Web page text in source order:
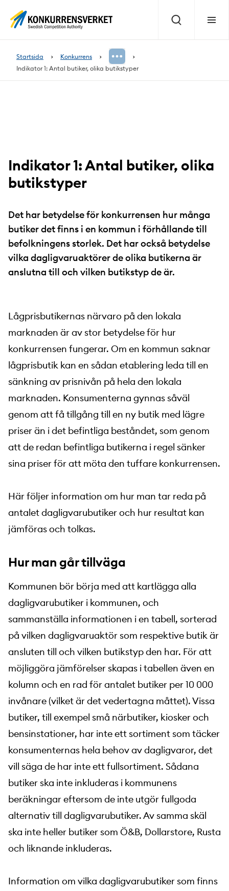
Sök Meny
Startsida
Konkurrens
Indikator 1: Antal butiker, olika butikstyper
Indikator 1: Antal butiker, olika
butikstyper
Det har betydelse för konkurrensen hur många
butiker det finns i en kommun i förhållande till
befolkningens storlek. Det har också betydelse
vilka dagligvaruaktörer de olika butikerna är
anslutna till och vilken butikstyp de är.
Lågprisbutikernas närvaro på den lokala
marknaden är av stor betydelse för hur
konkurrensen fungerar. Om en kommun saknar
lågprisbutik kan en sådan etablering leda till en
sänkning av prisnivån på hela den lokala
marknaden. Konsumenterna gynnas såväl
genom att få tillgång till en ny butik med lägre
priser än i det befintliga beståndet, som genom
att de redan befintliga butikerna i regel sänker
sina priser för att möta den tuffare konkurrensen.
Här följer information om hur man tar reda på
antalet dagligvarubutiker och hur resultat kan
jämföras och tolkas.
Hur man går tillväga
Kommunen bör börja med att kartlägga alla
dagligvarubutiker i kommunen, och
sammanställa informationen i en tabell, sorterad
på vilken dagligvaruaktör som respektive butik är
ansluten till och vilken butikstyp den har. För att
möjliggöra jämförelser skapas i tabellen även en
kolumn och en rad för antalet butiker per 10 000
invånare (vilket är det vedertagna måttet). Vissa
butiker, till exempel små närbutiker, kiosker och
bensinstationer, har inte ett sortiment som täcker
konsumenternas hela behov av dagligvaror, det
vill säga de har inte ett fullsortiment. Sådana
butiker ska inte inkluderas i kommunens
beräkningar eftersom de inte utgör fullgoda
alternativ till dagligvarubutiker. Av samma skäl
ska inte heller butiker som Ö&B, Dollarstore, Rusta
och liknande inkluderas.
Information om vilka dagligvarubutiker som finns